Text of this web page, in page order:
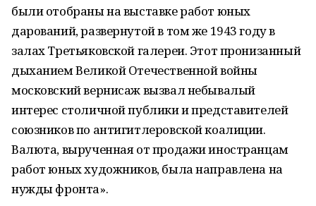
были отобраны на выставке работ юных
дарований, развернутой в том же 1943 году в
залах Третьяковской галереи. Этот пронизанный
дыханием Великой Отечественной войны
московский вернисаж вызвал небывалый
интерес столичной публики и представителей
союзников по антигитлеровской коалиции.
Валюта, вырученная от продажи иностранцам
работ юных художников, была направлена на
нужды фронта».